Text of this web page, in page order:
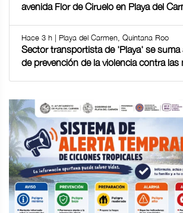
avenida Flor de Ciruelo en Playa del
Hace 3 h | Playa del Carmen, Quintana Roo
Sector transportista de 'Playa' se suma
de prevención de la violencia contra las